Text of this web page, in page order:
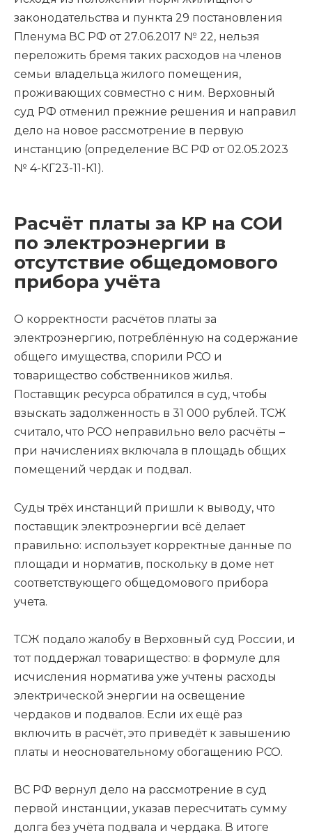
законодательства и пункта 29 постановления
Пленума ВС РФ от 27.06.2017 № 22, нельзя
переложить бремя таких расходов на членов
семьи владельца жилого помещения,
проживающих совместно с ним. Верховный
суд РФ отменил прежние решения и направил
дело на новое рассмотрение в первую
инстанцию (определение ВС РФ от 02.05.2023
№ 4-КГ23-11-К1).
Расчёт платы за КР на СОИ
по электроэнергии в
отсутствие общедомового
прибора учёта
О корректности расчётов платы за
электроэнергию, потреблённую на содержание
общего имущества, спорили РСО и
товарищество собственников жилья.
Поставщик ресурса обратился в суд, чтобы
взыскать задолженность в 31 000 рублей. ТСЖ
считало, что РСО неправильно вело расчёты –
при начислениях включала в площадь общих
помещений чердак и подвал.
Суды трёх инстанций пришли к выводу, что
поставщик электроэнергии всё делает
правильно: использует корректные данные по
площади и норматив, поскольку в доме нет
соответствующего общедомового прибора
учета.
ТСЖ подало жалобу в Верховный суд России, и
тот поддержал товарищество: в формуле для
исчисления норматива уже учтены расходы
электрической энергии на освещение
чердаков и подвалов. Если их ещё раз
включить в расчёт, это приведёт к завышению
платы и неосновательному обогащению РСО.
ВС РФ вернул дело на рассмотрение в суд
первой инстанции, указав пересчитать сумму
долга без учёта подвала и чердака. В итоге